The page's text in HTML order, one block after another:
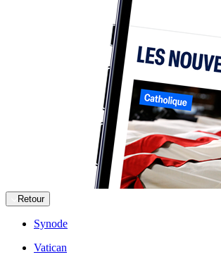
Retour
Synode
Vatican